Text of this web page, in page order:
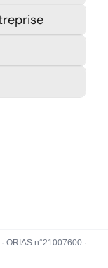
ORIAS n°21007600 ·